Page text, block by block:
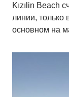
Kızılin Beach
линии, только
основном на